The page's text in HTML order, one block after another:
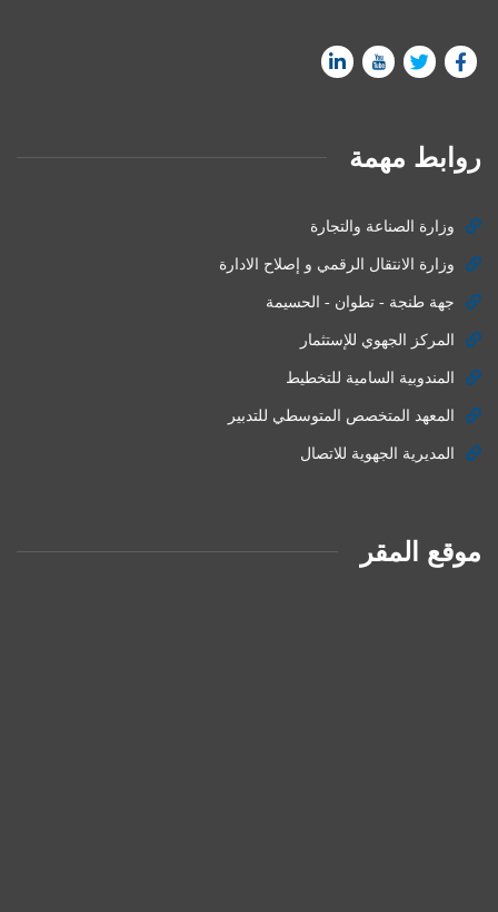
روابط مهمة
وزارة الصناعة والتجارة
وزارة الانتقال الرقمي و إصلاح الادارة
جهة طنجة - تطوان - الحسيمة
المركز الجهوي للإستثمار
المندوبية السامية للتخطيط
المعهد المتخصص المتوسطي للتدبير
المديرية الجهوية للاتصال
موقع المقر